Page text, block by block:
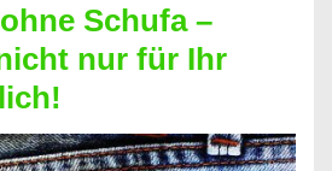
Schufa –
nur für Ihr